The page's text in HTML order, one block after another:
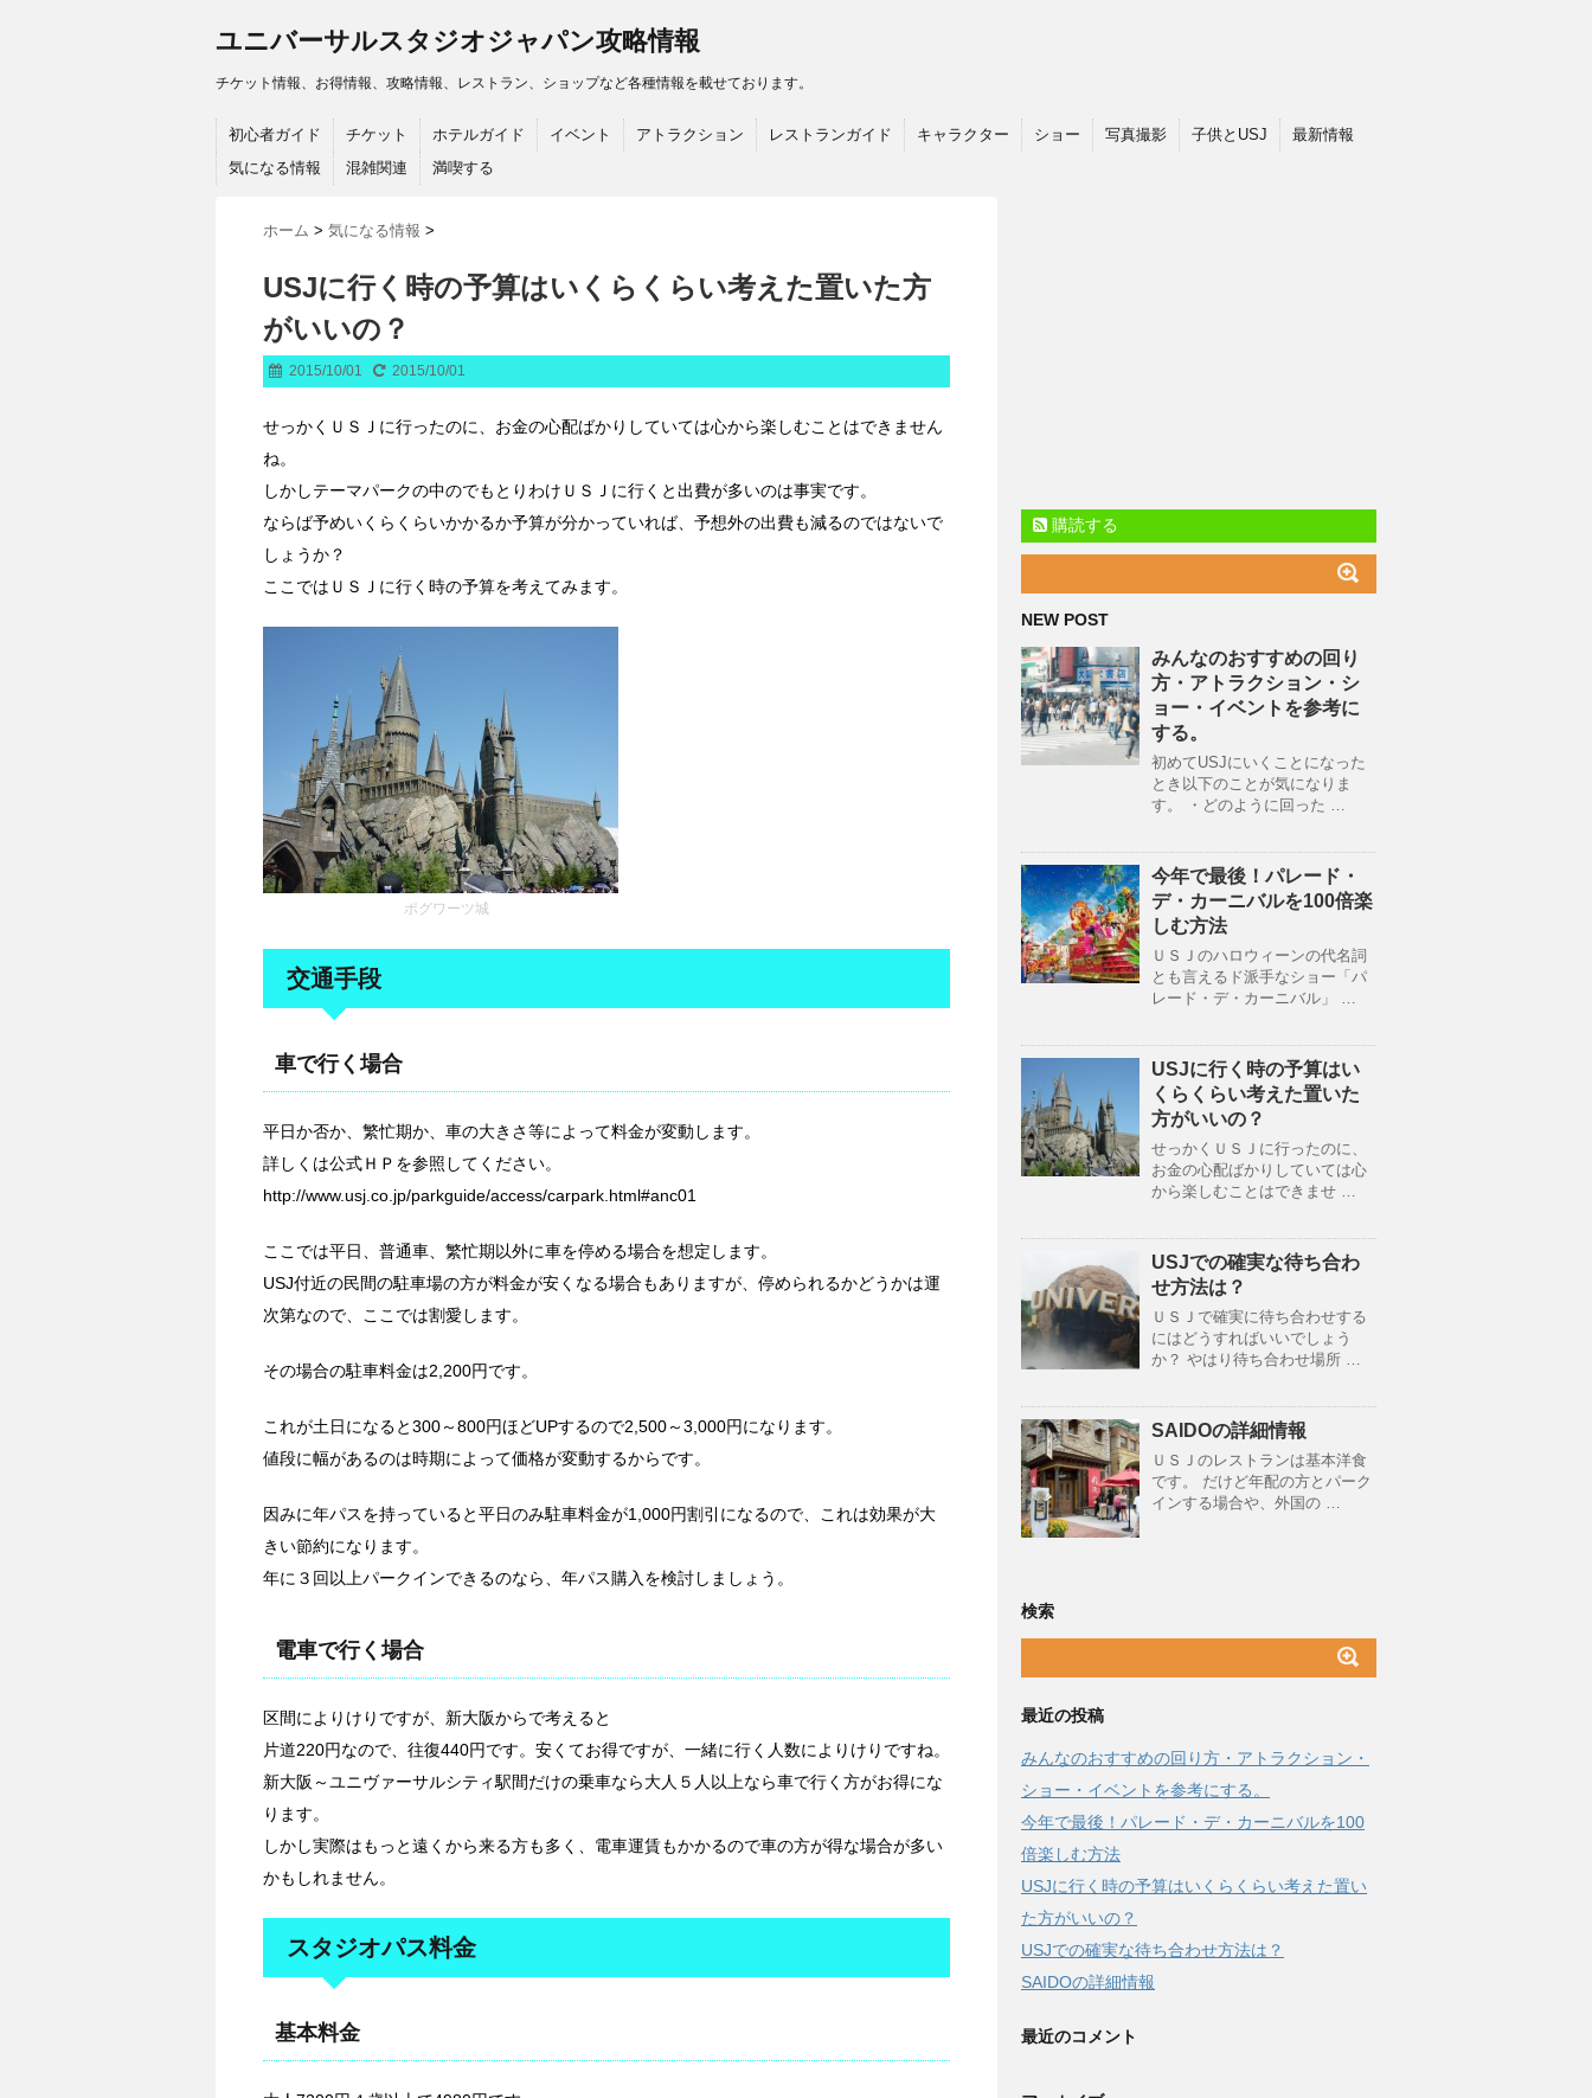
ユニバーサルスタジオジャパン攻略情報
チケット情報、お得情報、攻略情報、レストラン、ショップなど各種情報を載せております。
初心者ガイド チケット ホテルガイド イベント アトラクション レストランガイド キャラクター ショー 写真撮影 子供とUSJ
最新情報
気になる情報
混雑関連 満喫する
ホーム > 気になる情報 >
USJに行く時の予算はいくらくらい考えた置いた方
がいいの？
2015/10/01 2015/10/01
せっかくＵＳＪに行ったのに、お金の心配ばかりしていては心から楽しむことはできません
ね。
しかしテーマパークの中のでもとりわけＵＳＪに行くと出費が多いのは事実です。
ならば予めいくらくらいかかるか予算が分かっていれば、予想外の出費も減るのではないで
しょうか？
ここではＵＳＪに行く時の予算を考えてみます。
ポグワーツ城
交通手段
車で行く場合
平日か否か、繁忙期か、車の大きさ等によって料金が変動します。
詳しくは公式ＨＰを参照してください。
http://www.usj.co.jp/parkguide/access/carpark.html#anc01
ここでは平日、普通車、繁忙期以外に車を停める場合を想定します。
USJ付近の民間の駐車場の方が料金が安くなる場合もありますが、停められるかどうかは運
次第なので、ここでは割愛します。
その場合の駐車料金は2,200円です。
これが土日になると300～800円ほどUPするので2,500～3,000円になります。
値段に幅があるのは時期によって価格が変動するからです。
因みに年パスを持っていると平日のみ駐車料金が1,000円割引になるので、これは効果が大
きい節約になります。
年に３回以上パークインできるのなら、年パス購入を検討しましょう。
電車で行く場合
区間によりけりですが、新大阪からで考えると
片道220円なので、往復440円です。安くてお得ですが、一緒に行く人数によりけりですね。
新大阪～ユニヴァーサルシティ駅間だけの乗車なら大人５人以上なら車で行く方がお得にな
ります。
しかし実際はもっと遠くから来る方も多く、電車運賃もかかるので車の方が得な場合が多い
かもしれません。
スタジオパス料金
基本料金
購読する
NEW POST
みんなのおすすめの回り
方・アトラクション・シ
ョー・イベントを参考に
する。
初めてUSJにいくことになった
とき以下のことが気になりま
す。 ・どのように回った …
今年で最後！パレード・
デ・カーニバルを100倍楽
しむ方法
ＵＳＪのハロウィーンの代名詞
とも言えるド派手なショー「パ
レード・デ・カーニバル」 …
USJに行く時の予算はい
くらくらい考えた置いた
方がいいの？
せっかくＵＳＪに行ったのに、
お金の心配ばかりしていては心
から楽しむことはできませ …
USJでの確実な待ち合わ
せ方法は？
ＵＳＪで確実に待ち合わせする
にはどうすればいいでしょう
か？ やはり待ち合わせ場所 …
SAIDOの詳細情報
ＵＳＪのレストランは基本洋食
です。 だけど年配の方とパーク
インする場合や、外国の …
検索
最近の投稿
みんなのおすすめの回り方・アトラクション・
ショー・イベントを参考にする。
今年で最後！パレード・デ・カーニバルを100
倍楽しむ方法
USJに行く時の予算はいくらくらい考えた置い
た方がいいの？
USJでの確実な待ち合わせ方法は？
SAIDOの詳細情報
最近のコメント